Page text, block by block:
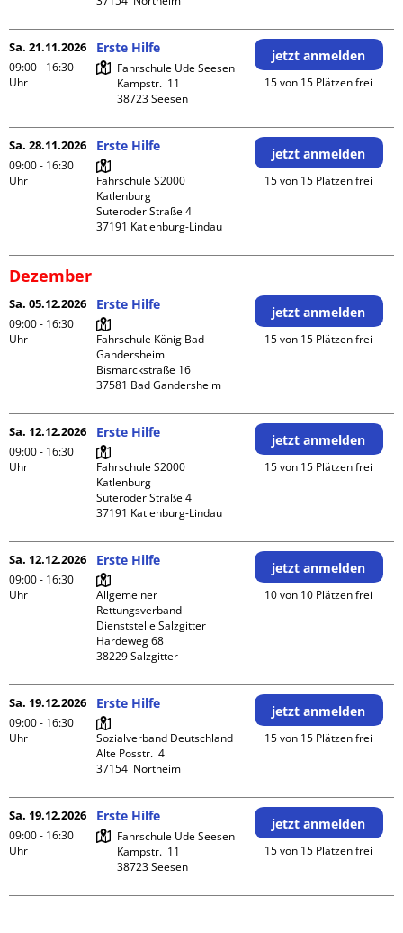
Sa. 21.11.2026
09:00 - 16:30
Uhr
Erste Hilfe
Fahrschule Ude Seesen
Kampstr.  11
jetzt anmelden
15 von 15 Plätzen frei
Sa. 28.11.2026
09:00 - 16:30
Uhr
Erste Hilfe
Fahrschule S2000
Katlenburg
Suteroder Straße 4
jetzt anmelden
15 von 15 Plätzen frei
Dezember
Sa. 05.12.2026
09:00 - 16:30
Uhr
Erste Hilfe
Fahrschule König Bad
Gandersheim
Bismarckstraße 16
jetzt anmelden
15 von 15 Plätzen frei
Sa. 12.12.2026
09:00 - 16:30
Uhr
Erste Hilfe
Fahrschule S2000
Katlenburg
Suteroder Straße 4
jetzt anmelden
15 von 15 Plätzen frei
Sa. 12.12.2026
09:00 - 16:30
Uhr
Erste Hilfe
Allgemeiner
Rettungsverband
Dienststelle Salzgitter
Hardeweg 68
jetzt anmelden
10 von 10 Plätzen frei
Sa. 19.12.2026
09:00 - 16:30
Uhr
Erste Hilfe
Sozialverband Deutschland
Alte Posstr.  4
jetzt anmelden
15 von 15 Plätzen frei
Sa. 19.12.2026
09:00 - 16:30
Uhr
Erste Hilfe
Fahrschule Ude Seesen
Kampstr.  11
jetzt anmelden
15 von 15 Plätzen frei